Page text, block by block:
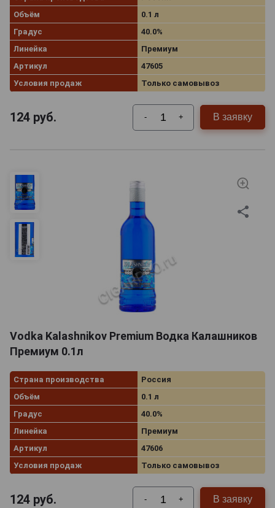
Объём
0.1 л
Градус
40.0%
Линейка
Премиум
Артикул
47605
Условия продаж
Только самовывоз
124 руб. - + В заявку
Vodka Kalashnikov Premium Водка Калашников
Премиум 0.1л
Страна производства
Россия
Объём
0.1 л
Градус
40.0%
Линейка
Премиум
Артикул
47606
Условия продаж
Только самовывоз
124 руб. - + В заявку